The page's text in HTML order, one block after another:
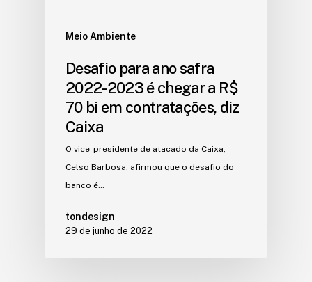
Meio Ambiente
Desafio para ano safra
2022-2023 é chegar a R$
70 bi em contratações, diz
Caixa
O vice-presidente de atacado da Caixa,
Celso Barbosa, afirmou que o desafio do
banco é…
tondesign
29 de junho de 2022